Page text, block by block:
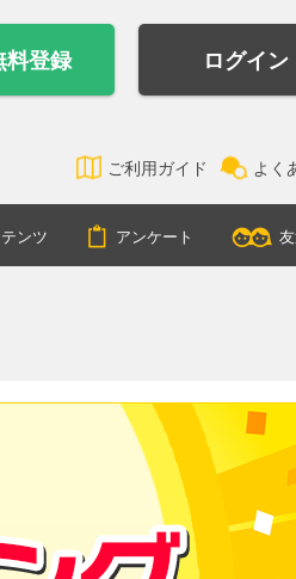
料登録 ログイン
ご利用ガイド よく
ンツ アンケート